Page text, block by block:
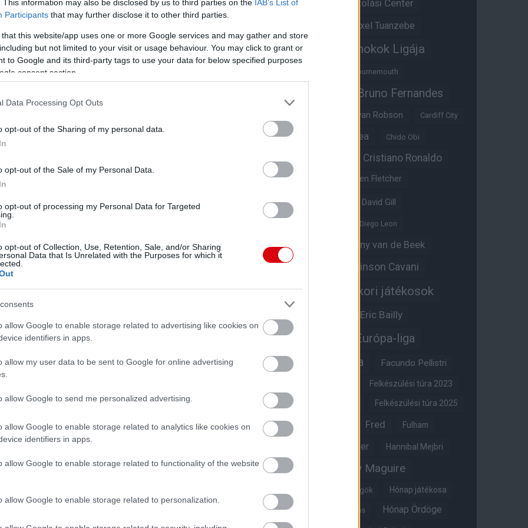
This information may also be disclosed by us to third parties on the IAB’s List of
Participants that may further disclose it to other third parties.
that this website/app uses one or more Google services and may gather and store
but not limited to your visit or usage behaviour. You may click to grant or
to Google and its third-party tags to use your data for below specified purposes
consent section.
Data Processing Opt Outs
opt-out of the Sharing of my personal data.
opt-out of the Sale of my Personal Data.
opt-out of processing my Personal Data for Targeted
opt-out of Collection, Use, Retention, Sale, and/or Sharing
Data that Is Unrelated with the Purposes for which it
allow Google to enable storage related to advertising like cookies on
identifiers in apps.
allow my user data to be sent to Google for online advertising
allow Google to send me personalized advertising.
allow Google to enable storage related to analytics like cookies on
identifiers in apps.
allow Google to enable storage related to functionality of the website
allow Google to enable storage related to personalization.
ismét a helyén volt.
befelé a labdát, és Okazakit lerázva
Ezzel a német megszerezte elsõ gólját vörös
után a csapatok az 1-1 tudatában mehetnek a
16-osának szélérõl. Melyet Young végzett el,
hálóõrnek kellett kiütnie a labdát a gólvonalról.
ment a játék, túlnyomórészt a vendégek
Young beívelését a védõk fejelték ki.
Aston Villa Átigazolási Center
Axel Tuanzebe
Ayden Heaven Bajnokok Ligája
Bournemouth
Bruno Fernandes
Bryan Robson Cardiff City
Casemiro Chelsea Chido Obi
Cristiano Ronaldo
Crystal Palace Darren Fletcher
David De Gea David Gill
Diego Leon
Diogo Dalot
Donny van de Beek
Edinson Cavani
Edzői stáb Egykori játékosok
Eric Bailly
Erik ten Hag Európa-liga
Everton FA-kupa Facundo Pellistri
Felkészülési túra 2023
Felkészülési túra 2024 Felkészülési túra 2025
Felkészülési túra 2026 Fred Fulham
Glazer Hannibal Mejbri
Harry Amass Harry Maguire
Híres magyar Vörös Ördögök Hónap játékosa
Hónap legjobbja szavazás Hónap Ördöge